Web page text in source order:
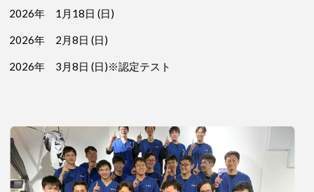
2026年 1月18日 (日)
2026年 2月8日 (日)
2026年 3月8日 (日)※認定テスト